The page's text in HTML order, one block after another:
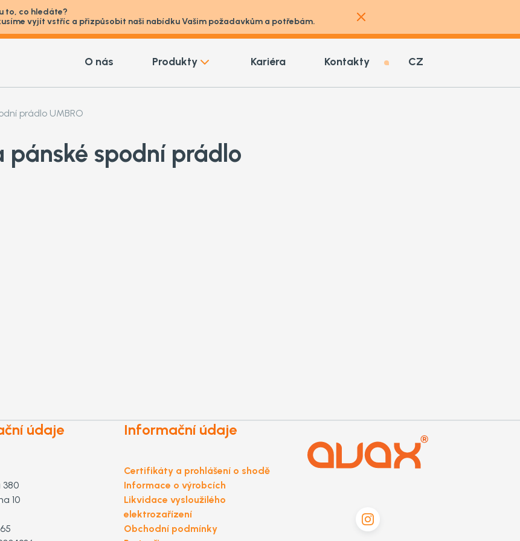
to, co hledáte?
vyjít vstříc a přizpůsobit naši nabídku Vašim požadavkům a potřebám.
O nás Produkty Kariéra Kontakty CZ
prádlo UMBRO
pánské spodní prádlo
údaje
380
10
Informační údaje
Certifikáty a prohlášení o shodě
Informace o výrobcích
Likvidace vysloužilého
elektrozařízení
Obchodní podmínky